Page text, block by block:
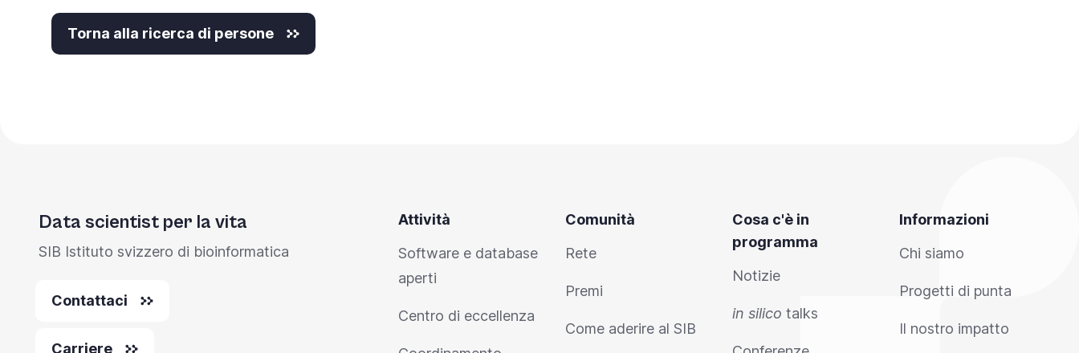
Torna alla ricerca di persone
Data scientist per la vita
SIB Istituto svizzero di bioinformatica
Contattaci
Carriere
Attività
Software e database
aperti
Centro di eccellenza
Comunità
Rete
Premi
Come aderire al SIB
Cosa c'è in
programma
Notizie
in silico talks
Informazioni
Chi siamo
Progetti di punta
Il nostro impatto